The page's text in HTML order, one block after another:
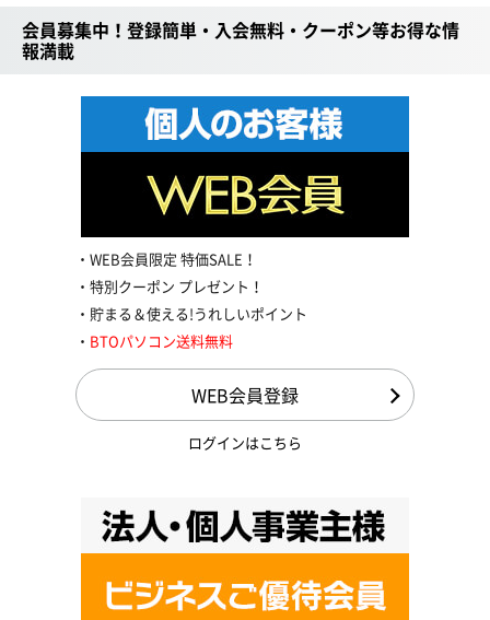
会員募集中！登録簡単・入会無料・クーポン等お得な情
報満載
WEB会員限定 特価SALE！
特別クーポン プレゼント！
貯まる＆使える!うれしいポイント
BTOパソコン送料無料
WEB会員登録
ログインはこちら